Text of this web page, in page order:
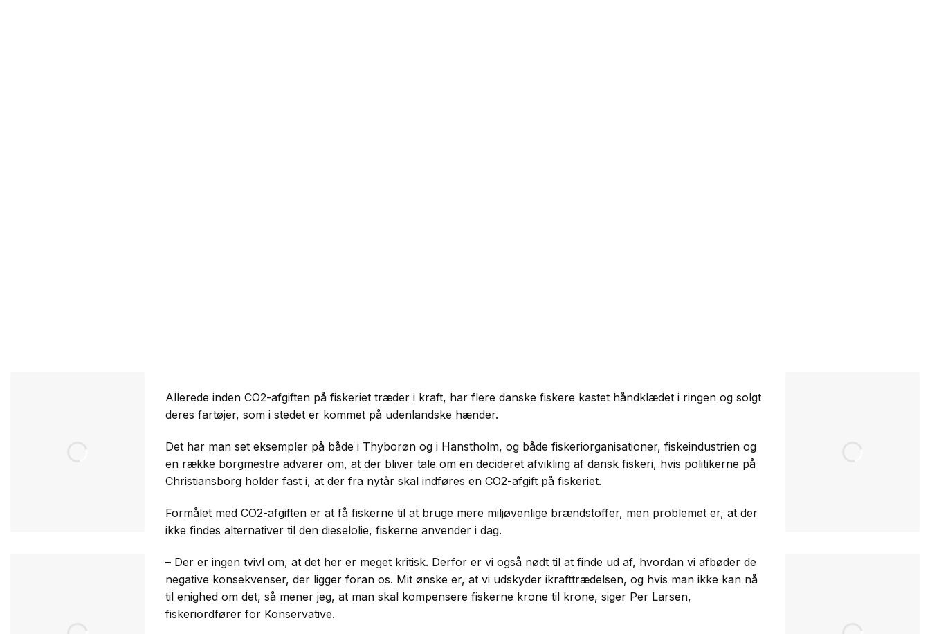
Allerede inden CO2-afgiften på fiskeriet træder i kraft, har flere danske fiskere kastet håndklædet i ringen og solgt
deres fartøjer, som i stedet er kommet på udenlandske hænder.
Det har man set eksempler på både i Thyborøn og i Hanstholm, og både fiskeriorganisationer, fiskeindustrien og
en række borgmestre advarer om, at der bliver tale om en decideret afvikling af dansk fiskeri, hvis politikerne på
Christiansborg holder fast i, at der fra nytår skal indføres en CO2-afgift på fiskeriet.
Formålet med CO2-afgiften er at få fiskerne til at bruge mere miljøvenlige brændstoffer, men problemet er, at der
ikke findes alternativer til den dieselolie, fiskerne anvender i dag.
– Der er ingen tvivl om, at det her er meget kritisk. Derfor er vi også nødt til at finde ud af, hvordan vi afbøder de
negative konsekvenser, der ligger foran os. Mit ønske er, at vi udskyder ikrafttrædelsen, og hvis man ikke kan nå
til enighed om det, så mener jeg, at man skal kompensere fiskerne krone til krone, siger Per Larsen,
fiskeriordfører for Konservative.